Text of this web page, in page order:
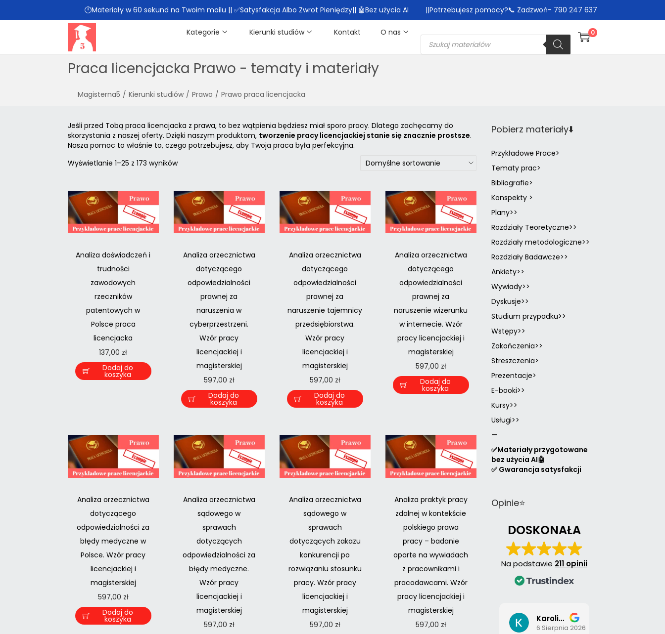
🕛Materiały w 60 sekund na Twoim mailu || ✅Satysfakcja Albo Zwrot Pieniędzy|| 🤖Bez użycia AI ||Potrzebujesz pomocy?📞 Zadzwoń- 790 247 637
Kategorie Kierunki studiów Kontakt O nas 0
Praca licencjacka Prawo - tematy i materiały
Magisterna5 / Kierunki studiów / Prawo / Prawo praca licencjacka
Jeśli przed Tobą praca licencjacka z prawa, to bez wątpienia będziesz miał sporo pracy. Dlatego zachęcamy do
skorzystania z naszej oferty. Dzięki naszym produktom, tworzenie pracy licencjackiej stanie się znacznie prostsze.
Nasza pomoc to właśnie to, czego potrzebujesz, aby Twoja praca była perfekcyjna.
Wyświetlanie 1–25 z 173 wyników
Analiza doświadczeń i
trudności
zawodowych
rzeczników
patentowych w
Polsce praca
licencjacka
137,00 zł
Dodaj do
koszyka
Analiza orzecznictwa
dotyczącego
odpowiedzialności
prawnej za
naruszenia w
cyberprzestrzeni.
Wzór pracy
licencjackiej i
magisterskiej
597,00 zł
Dodaj do
koszyka
Analiza orzecznictwa
dotyczącego
odpowiedzialności
prawnej za
naruszenie tajemnicy
przedsiębiorstwa.
Wzór pracy
licencjackiej i
magisterskiej
597,00 zł
Dodaj do
koszyka
Analiza orzecznictwa
dotyczącego
odpowiedzialności
prawnej za
naruszenie wizerunku
w internecie. Wzór
pracy licencjackiej i
magisterskiej
597,00 zł
Dodaj do
koszyka
Analiza orzecznictwa
dotyczącego
odpowiedzialności za
błędy medyczne w
Polsce. Wzór pracy
licencjackiej i
magisterskiej
597,00 zł
Dodaj do
koszyka
Analiza orzecznictwa
sądowego w
sprawach
dotyczących
odpowiedzialności za
błędy medyczne.
Wzór pracy
licencjackiej i
magisterskiej
597,00 zł
Analiza orzecznictwa
sądowego w
sprawach
dotyczących zakazu
konkurencji po
rozwiązaniu stosunku
pracy. Wzór pracy
licencjackiej i
magisterskiej
597,00 zł
Analiza praktyk pracy
zdalnej w kontekście
polskiego prawa
pracy – badanie
oparte na wywiadach
z pracownikami i
pracodawcami. Wzór
pracy licencjackiej i
magisterskiej
597,00 zł
Pobierz materiały⬇️
Przykładowe Prace>
Tematy prac>
Bibliografie>
Konspekty >
Plany>>
Rozdziały Teoretyczne>>
Rozdziały metodologiczne>>
Rozdziały Badawcze>>
Ankiety>>
Wywiady>>
Dyskusje>>
Studium przypadku>>
Wstępy>>
Zakończenia>>
Streszczenia>
Prezentacje>
E-booki>>
Kursy>>
Usługi>>
—
✅Materiały przygotowane
bez użycia AI🤖
✅ Gwarancja satysfakcji
Opinie⭐
DOSKONAŁA
Na podstawie 211 opinii
Karolina Pawłowska
6 Sierpnia 2026